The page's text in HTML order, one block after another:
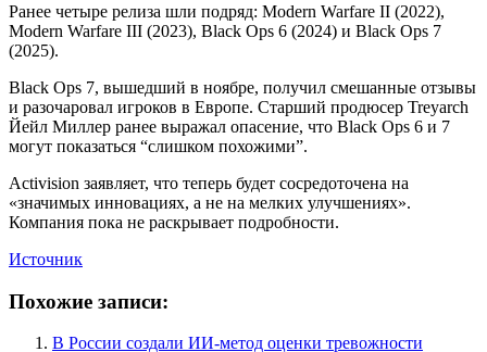
Ранее четыре релиза шли подряд: Modern Warfare II (2022),
Modern Warfare III (2023), Black Ops 6 (2024) и Black Ops 7
(2025).
Black Ops 7, вышедший в ноябре, получил смешанные отзывы
и разочаровал игроков в Европе. Старший продюсер Treyarch
Йейл Миллер ранее выражал опасение, что Black Ops 6 и 7
могут показаться “слишком похожими”.
Activision заявляет, что теперь будет сосредоточена на
«значимых инновациях, а не на мелких улучшениях».
Компания пока не раскрывает подробности.
Источник
Похожие записи:
В России создали ИИ-метод оценки тревожности